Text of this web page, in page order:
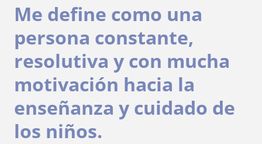
Me define como una
persona constante,
resolutiva y con mucha
motivación hacia la
enseñanza y cuidado de
los niños.